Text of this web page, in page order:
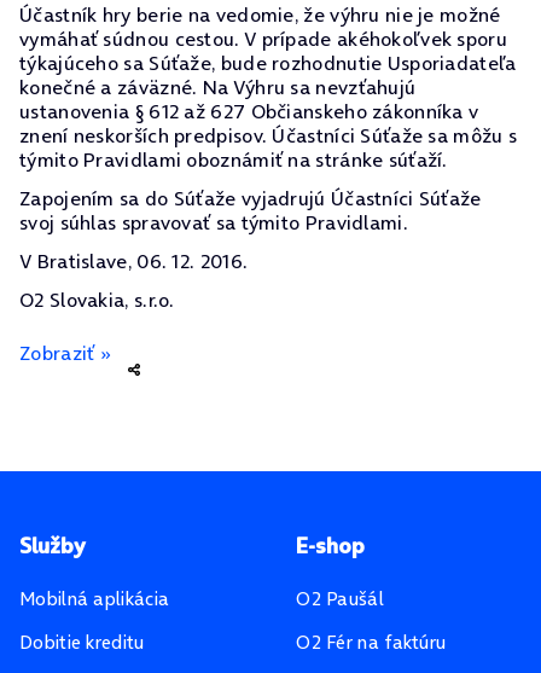
Účastník hry berie na vedomie, že výhru nie je možné
vymáhať súdnou cestou. V prípade akéhokoľvek sporu
týkajúceho sa Súťaže, bude rozhodnutie Usporiadateľa
konečné a záväzné. Na Výhru sa nevzťahujú
ustanovenia § 612 až 627 Občianskeho zákonníka v
znení neskorších predpisov. Účastníci Súťaže sa môžu s
týmito Pravidlami oboznámiť na stránke súťaží.
Zapojením sa do Súťaže vyjadrujú Účastníci Súťaže
svoj súhlas spravovať sa týmito Pravidlami.
V Bratislave, 06. 12. 2016.
O2 Slovakia, s.r.o.
Zobraziť »
Pätička stránky
Služby
Mobilná aplikácia
Dobitie kreditu
E-shop
O2 Paušál
O2 Fér na faktúru